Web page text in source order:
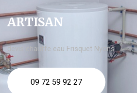
ARTISAN
devis chauffe eau Frisquet Nyons
09 72 59 92 27